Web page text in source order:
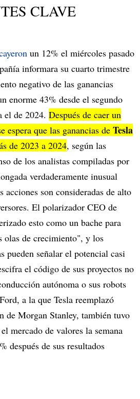
CLAVE
un 12% el miércoles pasado
informara su cuarto trimestre
negativo de las ganancias
enorme 43% desde el segundo
el de 2024. Después de caer un
espera que las ganancias de Tesla
de 2023 a 2024, según las
de los analistas compiladas por
verdaderamente inusual
acciones son consideradas de alto
El polarizador CEO de
esto como un bache para
olas de crecimiento", y los
pueden señalar el potencial casi
el código de sus proyectos no
autónoma o sus robots
a la que Tesla reemplazó
de Morgan Stanley, también tuvo
mercado de valores la semana
después de sus resultados